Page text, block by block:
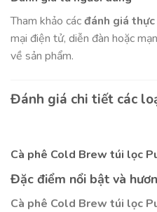
Tham khảo cácđánh giá
mại điện tử, diễn đàn hoặc
về sản phẩm.
Đánh giá chi tiết các
Cà phê Cold Brew túi lọc
Đặc điểm nổi bật và
Cà phê Cold Brew túi lọc